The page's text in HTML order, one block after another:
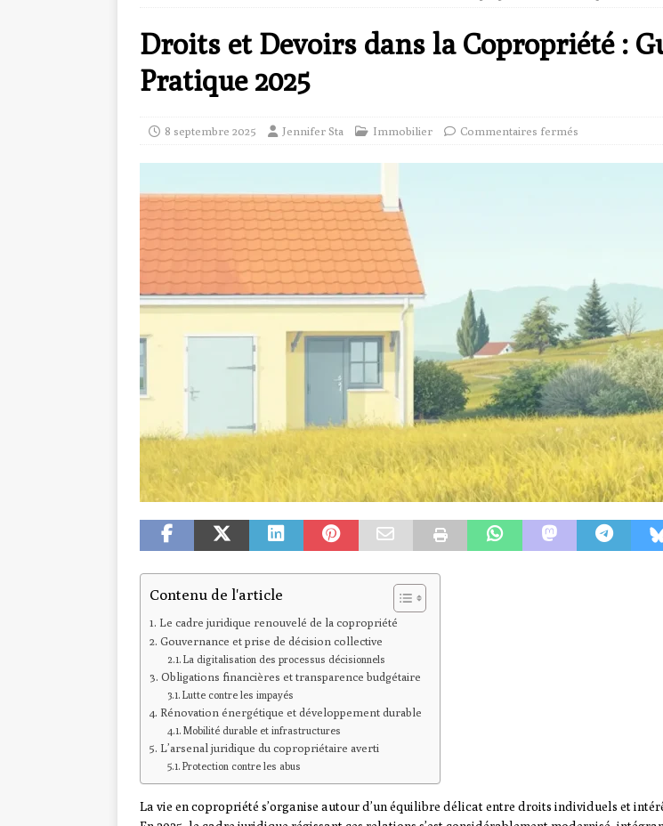
Droits et Devoirs dans la Copropriété :
Pratique 2025
8 septembre 2025 Jennifer Sta Immobilier Commentaires fermés
Contenu de l'article
Le cadre juridique renouvelé de la copropriété
Gouvernance et prise de décision collective
La digitalisation des processus décisionnels
Obligations financières et transparence budgétaire
Lutte contre les impayés
Rénovation énergétique et développement durable
Mobilité durable et infrastructures
L’arsenal juridique du copropriétaire averti
Protection contre les abus
La vie en copropriété s’organise autour d’un équilibre délicat entre droits individuels et